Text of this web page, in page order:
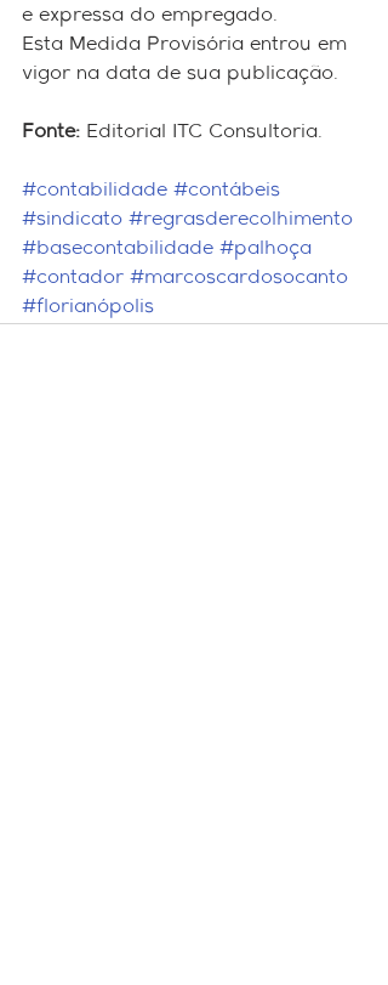
e expressa do empregado.
Esta Medida Provisória entrou em
vigor na data de sua publicação.
Fonte: Editorial ITC Consultoria.
#contabilidade #contábeis
#sindicato #regrasderecolhimento
#basecontabilidade #palhoça
#contador #marcoscardosocanto
#florianópolis